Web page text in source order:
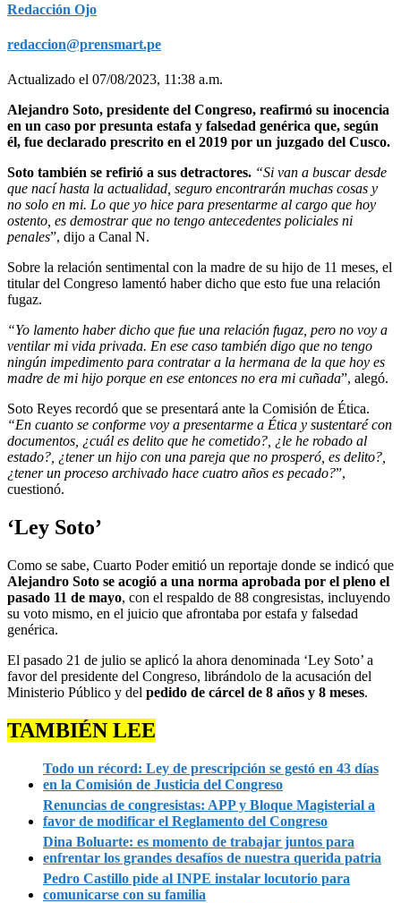
Redacción Ojo
redaccion@prensmart.pe
Actualizado el 07/08/2023, 11:38 a.m.
Alejandro Soto, presidente del Congreso, reafirmó su inocencia
en un caso por presunta estafa y falsedad genérica que, según
él, fue declarado prescrito en el 2019 por un juzgado del Cusco.
Soto también se refirió a sus detractores. “Si van a buscar desde
que nací hasta la actualidad, seguro encontrarán muchas cosas y
no solo en mi. Lo que yo hice para presentarme al cargo que hoy
ostento, es demostrar que no tengo antecedentes policiales ni
penales”, dijo a Canal N.
Sobre la relación sentimental con la madre de su hijo de 11 meses, el
titular del Congreso lamentó haber dicho que esto fue una relación
fugaz.
“Yo lamento haber dicho que fue una relación fugaz, pero no voy a
ventilar mi vida privada. En ese caso también digo que no tengo
ningún impedimento para contratar a la hermana de la que hoy es
madre de mi hijo porque en ese entonces no era mi cuñada”, alegó.
Soto Reyes recordó que se presentará ante la Comisión de Ética.
“En cuanto se conforme voy a presentarme a Ética y sustentaré con
documentos, ¿cuál es delito que he cometido?, ¿le he robado al
estado?, ¿tener un hijo con una pareja que no prosperó, es delito?,
¿tener un proceso archivado hace cuatro años es pecado?”,
cuestionó.
‘Ley Soto’
Como se sabe, Cuarto Poder emitió un reportaje donde se indicó que
Alejandro Soto se acogió a una norma aprobada por el pleno el
pasado 11 de mayo, con el respaldo de 88 congresistas, incluyendo
su voto mismo, en el juicio que afrontaba por estafa y falsedad
genérica.
El pasado 21 de julio se aplicó la ahora denominada ‘Ley Soto’ a
favor del presidente del Congreso, librándolo de la acusación del
Ministerio Público y del pedido de cárcel de 8 años y 8 meses.
TAMBIÉN LEE
Todo un récord: Ley de prescripción se gestó en 43 días
en la Comisión de Justicia del Congreso
Renuncias de congresistas: APP y Bloque Magisterial a
favor de modificar el Reglamento del Congreso
Dina Boluarte: es momento de trabajar juntos para
enfrentar los grandes desafíos de nuestra querida patria
Pedro Castillo pide al INPE instalar locutorio para
comunicarse con su familia